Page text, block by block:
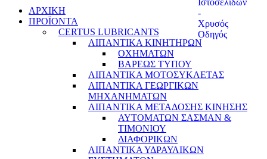
ΑΡΧΙΚΗ
ΠΡΟΪΟΝΤΑ
CERTUS LUBRICANTS
ΛΙΠΑΝΤΙΚΑ ΚΙΝΗΤΗΡΩΝ
ΟΧΗΜΑΤΩΝ
ΒΑΡΕΩΣ ΤΥΠΟΥ
ΛΙΠΑΝΤΙΚΑ ΜΟΤΟΣΥΚΛΕΤΑΣ
ΛΙΠΑΝΤΙΚΑ ΓΕΩΡΓΙΚΩΝ
ΜΗΧΑΝΗΜΑΤΩΝ
ΛΙΠΑΝΤΙΚΑ ΜΕΤΑΔΟΣΗΣ ΚΙΝΗΣΗΣ
ΑΥΤΟΜΑΤΩΝ ΣΑΣΜΑΝ &
ΤΙΜΟΝΙΟΥ
ΔΙΑΦΟΡΙΚΩΝ
ΛΙΠΑΝΤΙΚΑ ΥΔΡΑΥΛΙΚΩΝ